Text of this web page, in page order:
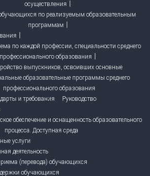
осуществления
по реализуемым образовательным
программам
по каждой профессии, специальности среднего
профессионального образования
выпускников, освоивших основные
образовательные программы среднего
профессионального образования
и требования
Руководство
обеспечение и оснащенность образовательного
процесса. Доступная среда
услуги
деятельность
(перевода) обучающихся
обучающихся